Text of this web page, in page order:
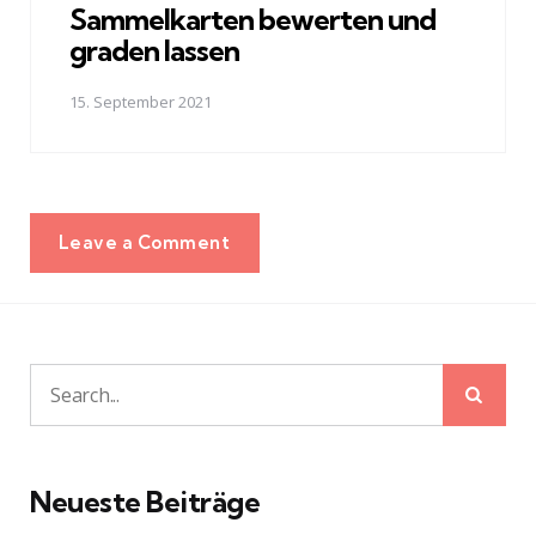
Sammelkarten bewerten und
graden lassen
15. September 2021
Leave a Comment
Search
for:
Neueste Beiträge